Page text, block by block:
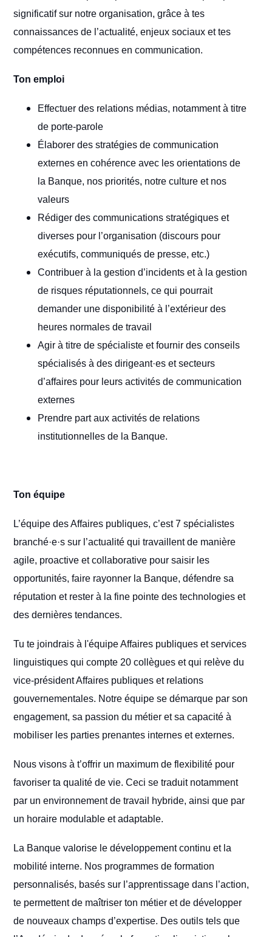
significatif sur notre organisation, grâce à tes
connaissances de l’actualité, enjeux sociaux et tes
compétences reconnues en communication.
Ton emploi
Effectuer des relations médias, notamment à titre
de porte-parole
Élaborer des stratégies de communication
externes en cohérence avec les orientations de
la Banque, nos priorités, notre culture et nos
valeurs
Rédiger des communications stratégiques et
diverses pour l’organisation (discours pour
exécutifs, communiqués de presse, etc.)
Contribuer à la gestion d’incidents et à la gestion
de risques réputationnels, ce qui pourrait
demander une disponibilité à l’extérieur des
heures normales de travail
Agir à titre de spécialiste et fournir des conseils
spécialisés à des dirigeant·es et secteurs
d’affaires pour leurs activités de communication
externes
Prendre part aux activités de relations
institutionnelles de la Banque.
Ton équipe
L’équipe des Affaires publiques, c’est 7 spécialistes
branché·e·s sur l’actualité qui travaillent de manière
agile, proactive et collaborative pour saisir les
opportunités, faire rayonner la Banque, défendre sa
réputation et rester à la fine pointe des technologies et
des dernières tendances.
Tu te joindrais à l'équipe Affaires publiques et services
linguistiques qui compte 20 collègues et qui relève du
vice-président Affaires publiques et relations
gouvernementales. Notre équipe se démarque par son
engagement, sa passion du métier et sa capacité à
mobiliser les parties prenantes internes et externes.
Nous visons à t’offrir un maximum de flexibilité pour
favoriser ta qualité de vie. Ceci se traduit notamment
par un environnement de travail hybride, ainsi que par
un horaire modulable et adaptable.
La Banque valorise le développement continu et la
mobilité interne. Nos programmes de formation
personnalisés, basés sur l’apprentissage dans l’action,
te permettent de maîtriser ton métier et de développer
de nouveaux champs d’expertise. Des outils tels que